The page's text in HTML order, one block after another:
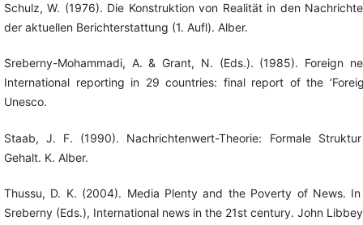
Schulz, W. (1976). Die Konstruktion von Realität in den
der aktuellen Berichterstattung (1. Aufl). Alber.
Sreberny-Mohammadi, A. & Grant, N. (Eds.). (1985). Foreign
International reporting in 29 countries: final report of the
Unesco.
Staab, J. F. (1990). Nachrichtenwert-Theorie: Formale
Gehalt. K. Alber.
Thussu, D. K. (2004). Media Plenty and the Poverty of News.
Sreberny (Eds.), International news in the 21st century. John